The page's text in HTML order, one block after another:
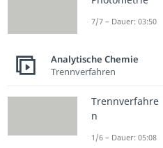
7/7 – Dauer: 03:50
Analytische Chemie
Trennverfahren
Trennverfahre
n
1/6 – Dauer: 05:08